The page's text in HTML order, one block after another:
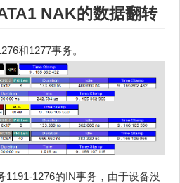
NAK的数据翻转
和1277事务。
1191-1276的IN事务，由于设备没